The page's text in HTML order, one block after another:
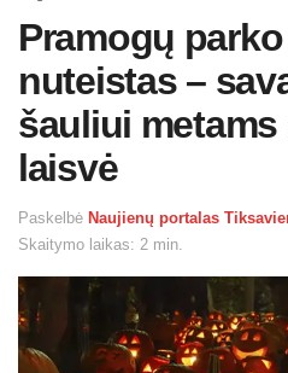
Pramogų
nuteistas –
šauliui
laisvė
Paskelbė Naujienų portalas
Skaitymo laikas: 2 min.